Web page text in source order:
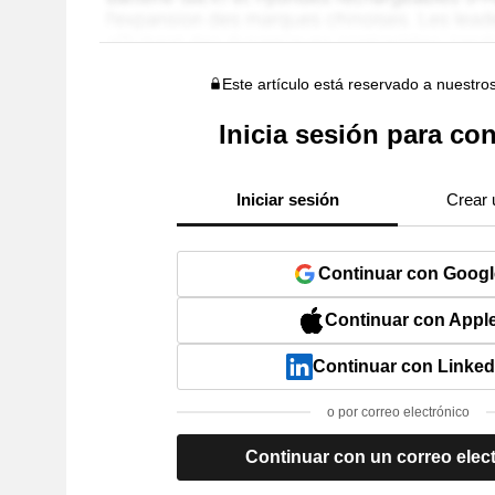
Este artículo está reservado a
Inicia sesión para
Iniciar sesión Crear
Continuar con
Continuar con
Continuar con
o por correo electrónico
Continuar con un correo